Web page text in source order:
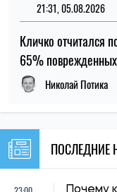
07.08.26
больше
22:00
Спустя
21:29
07.08.26
21:00
07.08.26
Что
время